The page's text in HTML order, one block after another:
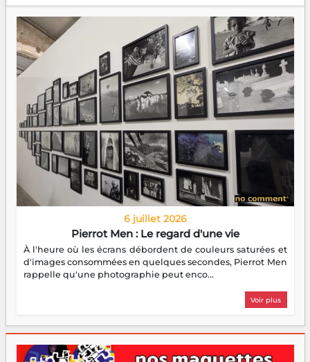
6 juillet 2026
Pierrot Men : Le regard d'une vie
À l'heure où les écrans débordent de couleurs saturées et
d'images consommées en quelques secondes, Pierrot Men
rappelle qu'une photographie peut enco...
Voir plus